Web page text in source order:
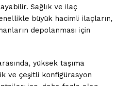
Sağlık ve ilaç
büyük hacimli ilaçların,
depolanması için
yüksek taşıma
ve çeşitli konfigürasyon